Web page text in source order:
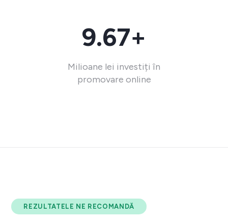
9.67+
Milioane lei investiți în
promovare online
REZULTATELE NE RECOMANDĂ